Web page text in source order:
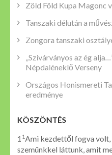
Zöld Föld Kupa Magonc
Tanszaki délután a
Zongora tanszaki
„Szivárványos az ég
Népdaléneklő Verseny
Országos Honismereti
eredménye
KÖSZÖNTÉS
1 1Ami kezdettől fogva
szemünkkel láttunk, amit